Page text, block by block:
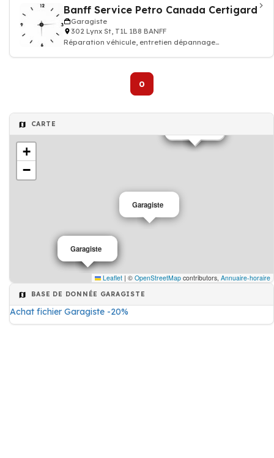
Banff Service Petro Canada Certigard
Garagiste
302 Lynx St, T1L 1B8 BANFF
Réparation véhicule, entretien dépannage
0
CARTE
Garagiste
Garagiste
Garagiste
+
−
Leaflet | © OpenStreetMap contributors, Annuaire-horaire
BASE DE DONNÉE GARAGISTE
Achat fichier Garagiste -20%